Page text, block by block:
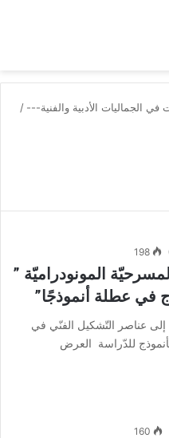
الجماليات الأدبية والفنية--- /
198
المونودراميّة ”
في عطلة أنموذجًا”
عناصر التّشكيل الفنّي في
للدّراسة العرض
160